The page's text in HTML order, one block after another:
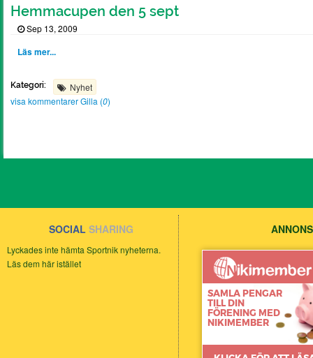
Hemmacupen den 5 sept
Sep 13, 2009
Läs mer...
Kategori:
Nyhet
visa kommentarerGilla (0)
SOCIAL SHARING
Lyckades inte hämta Sportnik nyheterna.
Läs dem här istället